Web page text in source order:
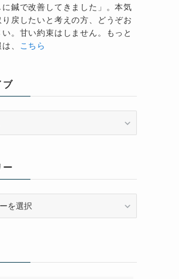
鍼で改善してきました」。本気
り戻したいと考えの方、どうぞお
。甘い約束はしません。もっと
、 こちら
ブ
ー